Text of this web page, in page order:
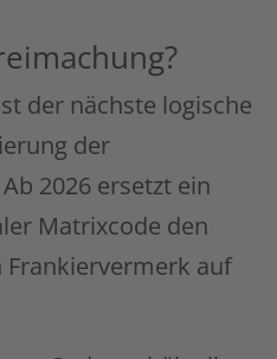
der nächste logische
der
2026 ersetzt ein
Matrixcode den
auf